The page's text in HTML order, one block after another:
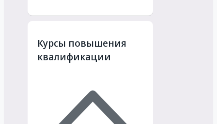
Курсы повышения
квалификации